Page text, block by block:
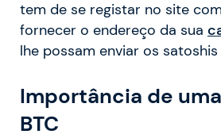
tem de se registar no site
fornecer o endereço da sua
lhe possam enviar os satoshis
Importância de
BTC